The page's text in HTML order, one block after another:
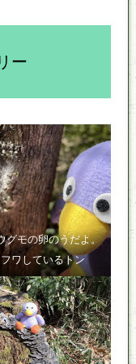
ー
グモの卵のうだよ。
ワしているトン